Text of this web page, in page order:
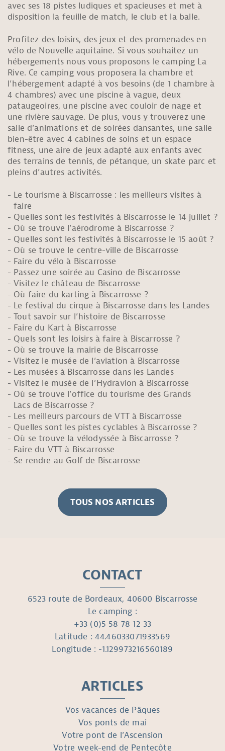
avec ses 18 pistes ludiques et spacieuses et met à
disposition la feuille de match, le club et la balle.
Profitez des loisirs, des jeux et des promenades en
vélo de Nouvelle aquitaine. Si vous souhaitez un
hébergements nous vous proposons le camping La
Rive. Ce camping vous proposera la chambre et
l’hébergement adapté à vos besoins (de 1 chambre à
4 chambres) avec une piscine à vague, deux
pataugeoires, une piscine avec couloir de nage et
une rivière sauvage. De plus, vous y trouverez une
salle d’animations et de soirées dansantes, une salle
bien-être avec 4 cabines de soins et un espace
fitness, une aire de jeux adapté aux enfants avec
des terrains de tennis, de pétanque, un skate parc et
pleins d’autres activités.
Le tourisme à Biscarrosse : les meilleurs visites à
faire
Quelles sont les festivités à Biscarrosse le 14 juillet ?
Où se trouve l’aérodrome à Biscarrosse ?
Quelles sont les festivités à Biscarrosse le 15 août ?
Où se trouve le centre-ville de Biscarrosse
Faire du vélo à Biscarrosse
Passez une soirée au Casino de Biscarrosse
Visitez le château de Biscarrosse
Où faire du karting à Biscarrosse ?
Le festival du cirque à Biscarrosse dans les Landes
Tout savoir sur l’histoire de Biscarrosse
Faire du Kart à Biscarrosse
Quels sont les loisirs à faire à Biscarrosse ?
Où se trouve la mairie de Biscarrosse
Visitez le musée de l’aviation à Biscarrosse
Les musées à Biscarrosse dans les Landes
Visitez le musée de l’Hydravion à Biscarrosse
Où se trouve l’office du tourisme des Grands
Lacs de Biscarrosse ?
Les meilleurs parcours de VTT à Biscarrosse
Quelles sont les pistes cyclables à Biscarrosse ?
Où se trouve la vélodyssée à Biscarrosse ?
Faire du VTT à Biscarrosse
Se rendre au Golf de Biscarrosse
TOUS NOS ARTICLES
CONTACT
6523 route de Bordeaux, 40600 Biscarrosse
Le camping :
+33 (0)5 58 78 12 33
Latitude : 44.46033071933569
Longitude : -1.129973216560189
ARTICLES
Vos vacances de Pâques
Vos ponts de mai
Votre pont de l’Ascension
Votre week-end de Pentecôte